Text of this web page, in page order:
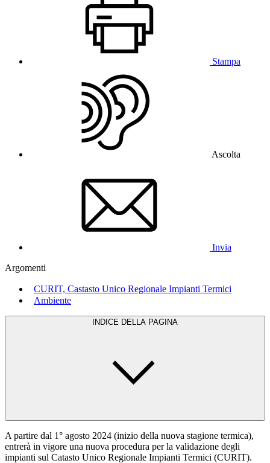
Stampa
Ascolta
Invia
Argomenti
CURIT, Castasto Unico Regionale Impianti Termici
Ambiente
INDICE DELLA PAGINA
A partire dal 1° agosto 2024 (inizio della nuova stagione termica),
entrerà in vigore una nuova procedura per la validazione degli
impianti sul Catasto Unico Regionale Impianti Termici (CURIT).